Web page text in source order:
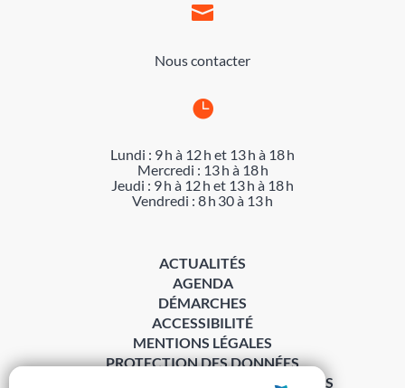

Nous contacter

Lundi : 9 h à 12 h et 13 h à 18 h
Mercredi : 13 h à 18 h
Jeudi : 9 h à 12 h et 13 h à 18 h
Vendredi : 8 h 30 à 13 h
ACTUALITÉS
AGENDA
DÉMARCHES
ACCESSIBILITÉ
MENTIONS LÉGALES
PROTECTION DES DONNÉES
POLITIQUE DE GESTION DES COOKIES